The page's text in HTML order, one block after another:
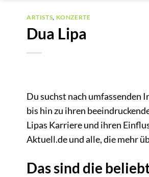
ARTISTS, KONZERTE
Dua Lipa
Du suchst nach umfassenden
bis hin zu ihren
Lipas Karriere und ihren
Aktuell.de und alle, die mehr
Das sind die